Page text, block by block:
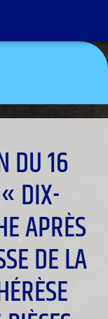
DU 16
DIX-
APRÈS
DE LA